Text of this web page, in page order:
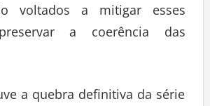
voltados a mitigar esses
a coerência das
a quebra definitiva da série